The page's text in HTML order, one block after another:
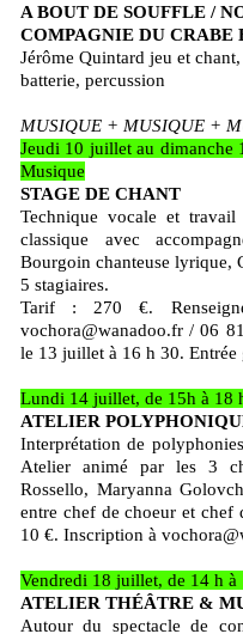
A BOUT DE SOUFFLE /
COMPAGNIE DU CRABE
Jérôme Quintard jeu et
batterie, percussion
MUSIQUE + MUSIQUE +
Jeudi 10 juillet au dimanche
Musique
STAGE DE CHANT
Technique vocale et
classique avec
Bourgoin chanteuse lyrique,
5 stagiaires.
Tarif : 270 €.
vochora@wanadoo.fr / 06
le 13 juillet à 16 h 30. Entrée
Lundi 14 juillet, de 15h à 18
ATELIER
Interprétation de
Atelier animé par les 3
Rossello, Maryanna
entre chef de choeur et chef
10 €. Inscription à
Vendredi 18 juillet, de 14 h à
ATELIER THÉÂTRE &
Autour du spectacle de